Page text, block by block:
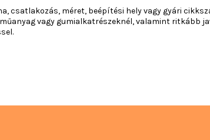
csatlakozás, méret, beépítési hely vagy gyári
vagy gumialkatrészeknél, valamint ritkább